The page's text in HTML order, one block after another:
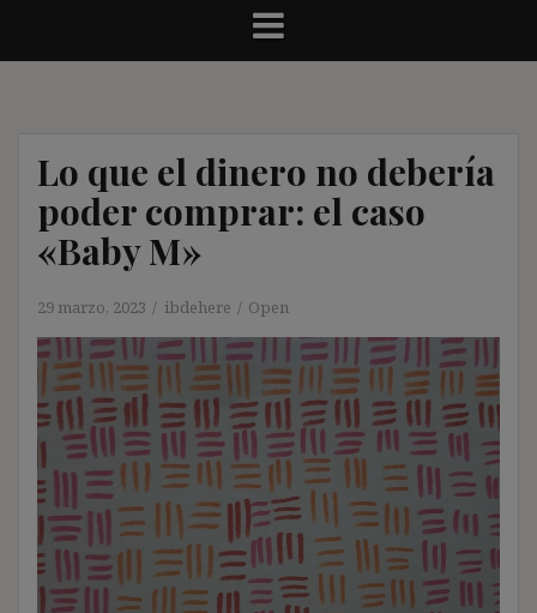
Lo que el dinero no debería
poder comprar: el caso
«Baby M»
29 marzo, 2023 ibdehere Open